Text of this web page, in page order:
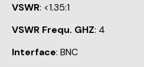
VSWR: <1.35:1
VSWR Frequ. GHZ: 4
Interface: BNC